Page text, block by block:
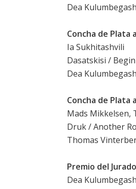
Dea
Concha de Plata
Ia Sukhitashvili
Dasatskisi /
Dea
Concha de Plata
Mads Mikkelsen,
Druk / Another
Thomas
Premio del
Dea